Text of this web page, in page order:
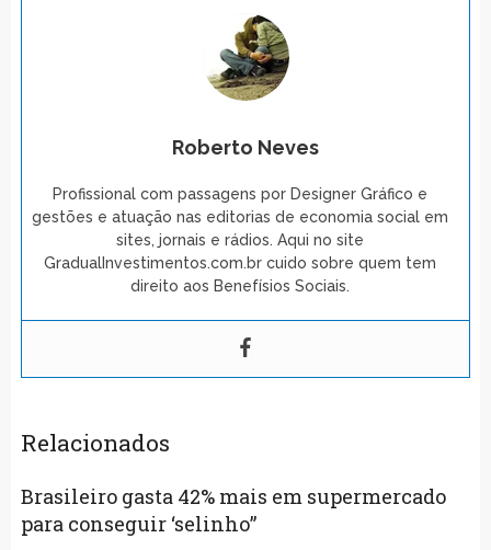
Roberto Neves
Profissional com passagens por Designer Gráfico e
gestões e atuação nas editorias de economia social em
sites, jornais e rádios. Aqui no site
GradualInvestimentos.com.br cuido sobre quem tem
direito aos Benefísios Sociais.
Relacionados
Brasileiro gasta 42% mais em supermercado
para conseguir ‘selinho”